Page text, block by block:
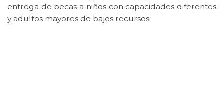
entrega de becas a niños con capacidades diferentes
y adultos mayores de bajos recursos.